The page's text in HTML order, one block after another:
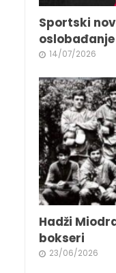
Sportski
14/07/2026
Hadži
bokseri
23/06/2026